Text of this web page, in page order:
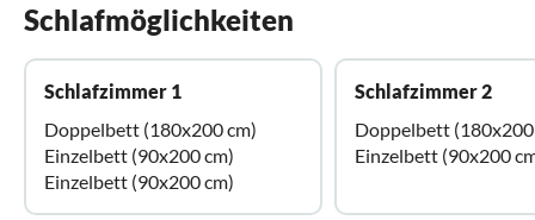
Schlafmöglichkeiten
Schlafzimmer 1
Doppelbett (180x200 cm)
Einzelbett (90x200 cm)
Einzelbett (90x200 cm)
Schlafzimmer 2
Doppelbett (180x200
Einzelbett (90x200